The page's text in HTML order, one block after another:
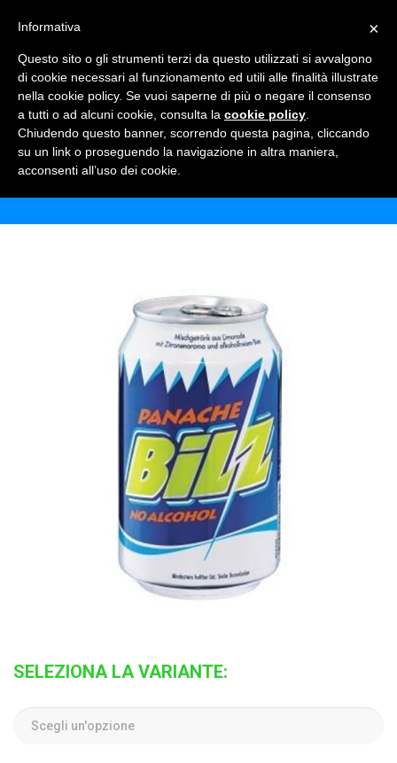
BILZ PANACHÈ LATTINA
Home Shop Birre
SELEZIONA LA VARIANTE:
×
Informativa
Questo sito o gli strumenti terzi da questo utilizzati si avvalgono
di cookie necessari al funzionamento ed utili alle finalità illustrate
nella cookie policy. Se vuoi saperne di più o negare il consenso
a tutti o ad alcuni cookie, consulta la cookie policy
Chiudendo questo banner, scorrendo questa pagina, cliccando
su un link o proseguendo la navigazione in altra maniera,
acconsenti all’uso dei cookie.